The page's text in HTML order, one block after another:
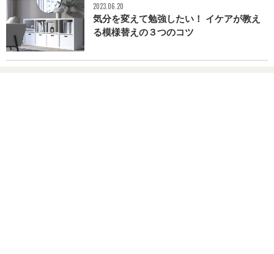
2023.06.20
気分を変えて勉強したい！ イケアが教え
る模様替えの３つのコツ